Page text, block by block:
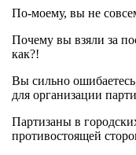
По-моему, вы не
Почему вы взяли за
как?!
Вы сильно
для организации
Партизаны в
противостоящей